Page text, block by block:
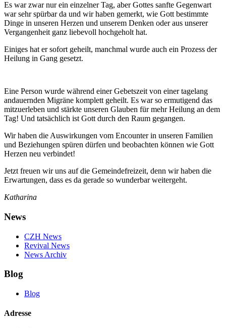
Es war zwar nur ein einzelner Tag, aber Gottes sanfte Gegenwart
war sehr spürbar da und wir haben gemerkt, wie Gott bestimmte
Dinge in unseren Herzen und unserem Denken oder aus unserer
Vergangenheit ganz liebevoll hochgeholt hat.
Einiges hat er sofort geheilt, manchmal wurde auch ein Prozess der
Heilung in Gang gesetzt.
Eine Person wurde während einer Gebetszeit von einer tagelang
andauernden Migräne komplett geheilt. Es war so ermutigend das
mitzuerleben und stärkte unseren Glauben für mehr Heilung an dem
Tag! Und tatsächlich ist Gott durch den Raum gegangen.
Wir haben die Auswirkungen vom Encounter in unseren Familien
und Beziehungen spüren dürfen und beobachten können wie Gott
Herzen neu verbindet!
Jetzt freuen wir uns auf die Gemeindefreizeit, denn wir haben die
Erwartungen, dass es da gerade so wunderbar weitergeht.
Katharina
News
CZH News
Revival News
News Archiv
Blog
Blog
Adresse